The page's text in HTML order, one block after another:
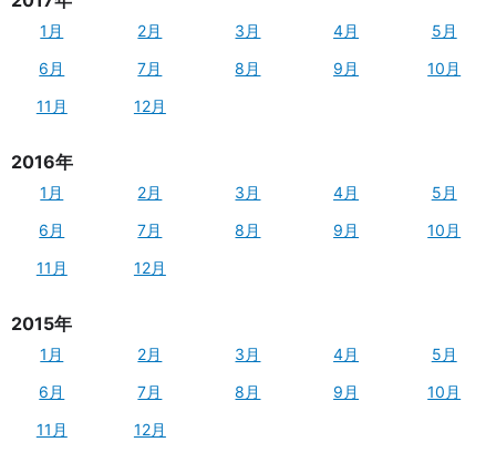
1月 2月 3月 4月
5月
6月
7月 8月 9月
10月
11月
12月
2016年
1月 2月 3月 4月
5月
6月
7月 8月 9月
10月
11月
12月
2015年
1月 2月 3月 4月
5月
6月
7月 8月 9月
10月
11月
12月